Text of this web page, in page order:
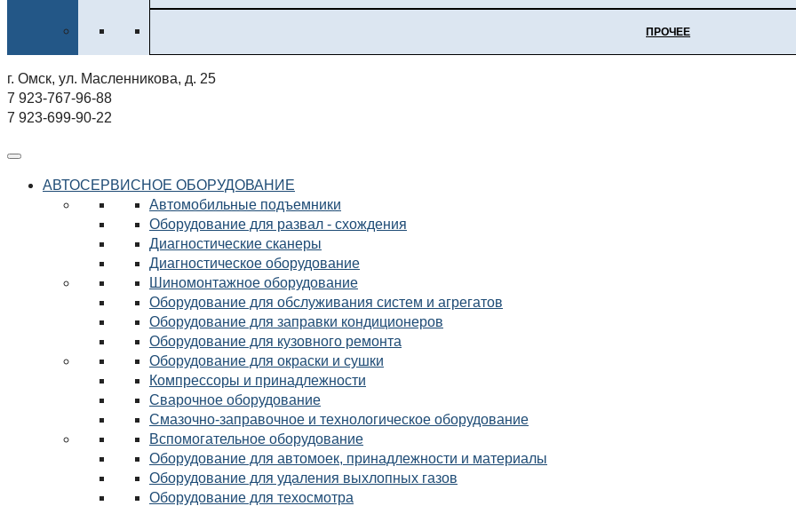
ПРОЧЕЕ
г. Омск, ул. Масленникова, д. 25
7 923-767-96-88
7 923-699-90-22
АВТОСЕРВИСНОЕ ОБОРУДОВАНИЕ
Автомобильные подъемники
Оборудование для развал - схождения
Диагностические сканеры
Диагностическое оборудование
Шиномонтажное оборудование
Оборудование для обслуживания систем и агрегатов
Оборудование для заправки кондиционеров
Оборудование для кузовного ремонта
Оборудование для окраски и сушки
Компрессоры и принадлежности
Сварочное оборудование
Смазочно-заправочное и технологическое оборудование
Вспомогательное оборудование
Оборудование для автомоек, принадлежности и материалы
Оборудование для удаления выхлопных газов
Оборудование для техосмотра